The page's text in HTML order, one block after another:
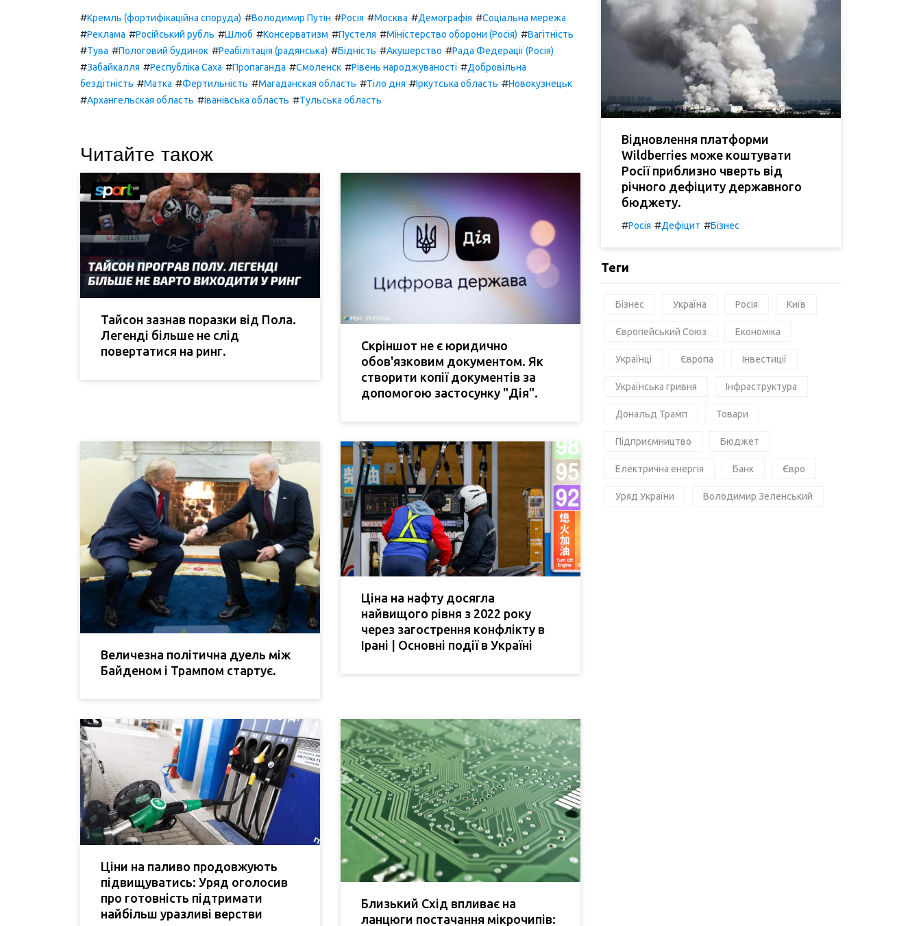
#Кремль (фортифікаційна споруда) #Володимир Путін #Росія #Москва #Демографія #Соціальна мережа
#Реклама #Російський рубль #Шлюб #Консерватизм #Пустеля #Міністерство оборони (Росія) #Вагітність
#Тува #Пологовий будинок #Реабілітація (радянська) #Бідність #Акушерство #Рада Федерації (Росія)
#Забайкалля #Республіка Саха #Пропаганда #Смоленск #Рівень народжуваності #Добровільна
бездітність #Матка #Фертильність #Магаданская область #Тіло дня #Іркутська область #Новокузнецьк
#Архангельская область #Іванівська область #Тульська область
Читайте також
Тайсон зазнав поразки від Пола.
Легенді більше не слід
повертатися на ринг.
Скріншот не є юридично
обов'язковим документом. Як
створити копії документів за
допомогою застосунку "Дія".
Величезна політична дуель між
Байденом і Трампом стартує.
Ціна на нафту досягла
найвищого рівня з 2022 року
через загострення конфлікту в
Ірані | Основні події в Україні
Ціни на паливо продовжують
підвищуватись: Уряд оголосив
про готовність підтримати
найбільш уразливі верстви
Близький Схід впливає на
ланцюги постачання мікрочипів:
Відновлення платформи
Wildberries може коштувати
Росії приблизно чверть від
річного дефіциту державного
бюджету.
#Росія #Дефіцит #Бізнес
Теги
Бізнес Україна Росія Київ
Європейський Союз Економіка
Українці Європа Інвестиції
Українська гривня Інфраструктура
Дональд Трамп Товари
Підприємництво Бюджет
Електрична енергія Банк Євро
Уряд України Володимир Зеленський